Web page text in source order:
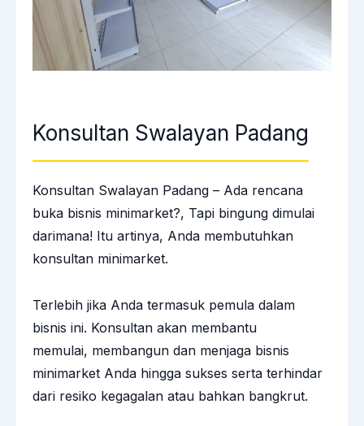
Konsultan Swalayan Padang
Konsultan Swalayan Padang – Ada rencana
buka bisnis minimarket?, Tapi bingung dimulai
darimana! Itu artinya, Anda membutuhkan
konsultan minimarket.
Terlebih jika Anda termasuk pemula dalam
bisnis ini. Konsultan akan membantu
memulai, membangun dan menjaga bisnis
minimarket Anda hingga sukses serta terhindar
dari resiko kegagalan atau bahkan bangkrut.